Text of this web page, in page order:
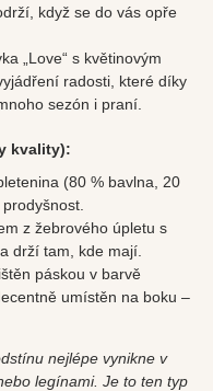
když se do vás opře
„Love“ s květinovým
radosti, které díky
sezón i praní.
kvality):
(80 % bavlna, 20
z žebrového úpletu s
drží tam, kde mají.
páskou v barvě
umístěn na boku –
nejlépe vynikne v
legínami. Je to ten typ